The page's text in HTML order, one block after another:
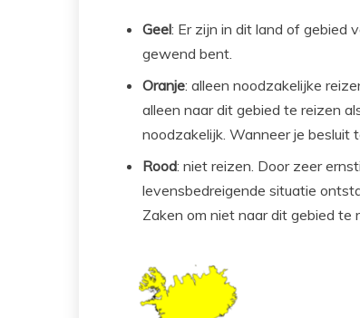
Geel: Er zijn in dit land of gebied
gewend bent.
Oranje: alleen noodzakelijke
alleen naar dit gebied te reizen
noodzakelijk. Wanneer je besluit
Rood: niet reizen. Door zeer
levensbedreigende situatie
Zaken om niet naar dit gebied te